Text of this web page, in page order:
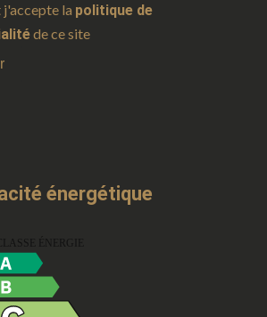
j'accepte la politique de
de ce site
énergétique